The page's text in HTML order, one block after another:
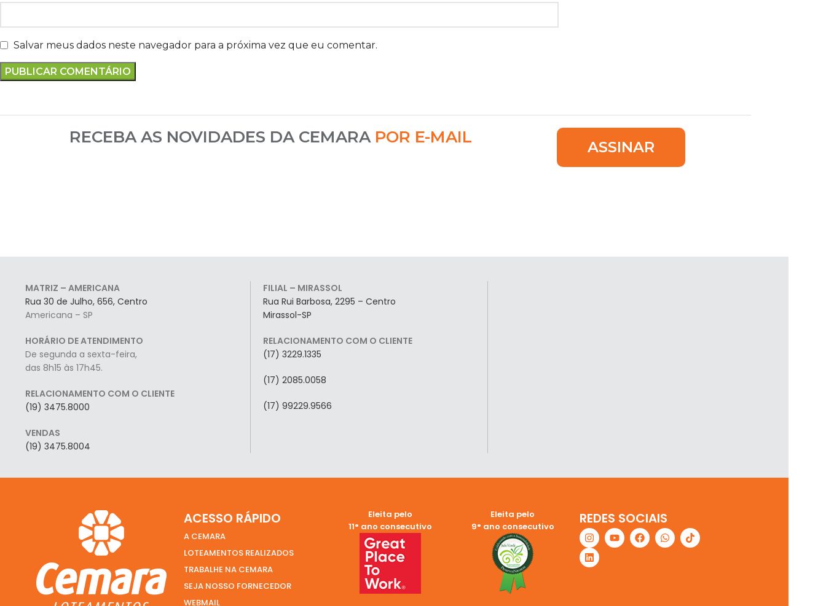
Salvar meus dados neste navegador para a próxima vez que eu comentar.
RECEBA AS NOVIDADES DA CEMARA POR E-MAIL
ASSINAR
MATRIZ – AMERICANA
Rua 30 de Julho, 656, Centro
Americana – SP
HORÁRIO DE ATENDIMENTO
De segunda a sexta-feira,
das 8h15 às 17h45.
RELACIONAMENTO COM O CLIENTE
(19) 3475.8000
VENDAS
(19) 3475.8004
FILIAL – MIRASSOL
Rua Rui Barbosa, 2295 – Centro
Mirassol-SP
RELACIONAMENTO COM O CLIENTE
(17) 3229.1335
(17) 2085.0058
(17) 99229.9566
ACESSO RÁPIDO
A CEMARA
LOTEAMENTOS REALIZADOS
TRABALHE NA CEMARA
SEJA NOSSO FORNECEDOR
WEBMAIL
Eleita pelo
11° ano consecutivo
Eleita pelo
9° ano consecutivo
REDES SOCIAIS